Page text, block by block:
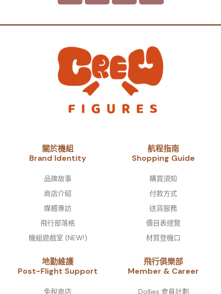
關於機組
Brand Identity​
品牌故事​
商店介紹
媒體專訪
飛行部落格
機組遊戲室 (NEW!)
航程指南
Shopping Guide
購買須知
付款方式
送貨服務
價目表總覽
材質登機口
地勤維護
Post-Flight Support
免稅商店
飛行俱樂部
Member & Career
Dollies 會員計劃